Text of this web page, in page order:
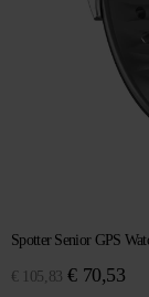
Spotter Senior GPS
€ 105,83 Le
€ 70,53Le